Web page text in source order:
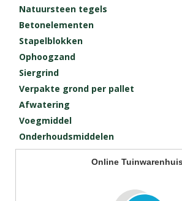
Natuursteen tegels
Betonelementen
Stapelblokken
Ophoogzand
Siergrind
Verpakte grond per pallet
Afwatering
Voegmiddel
Onderhoudsmiddelen
Online Tuinwarenhuis